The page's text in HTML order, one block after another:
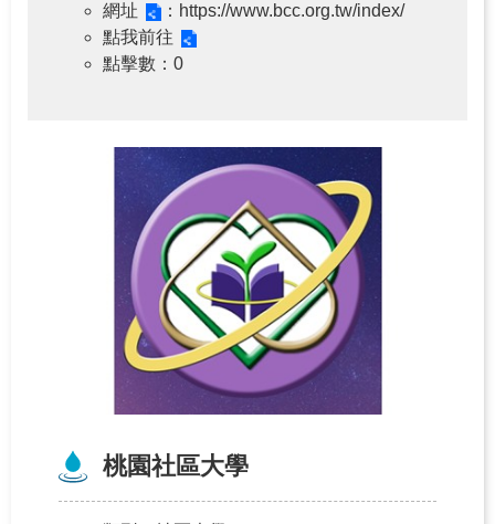
網址
：https://www.bcc.org.tw/index/
點我前往
點擊數 ：0
桃園社區大學